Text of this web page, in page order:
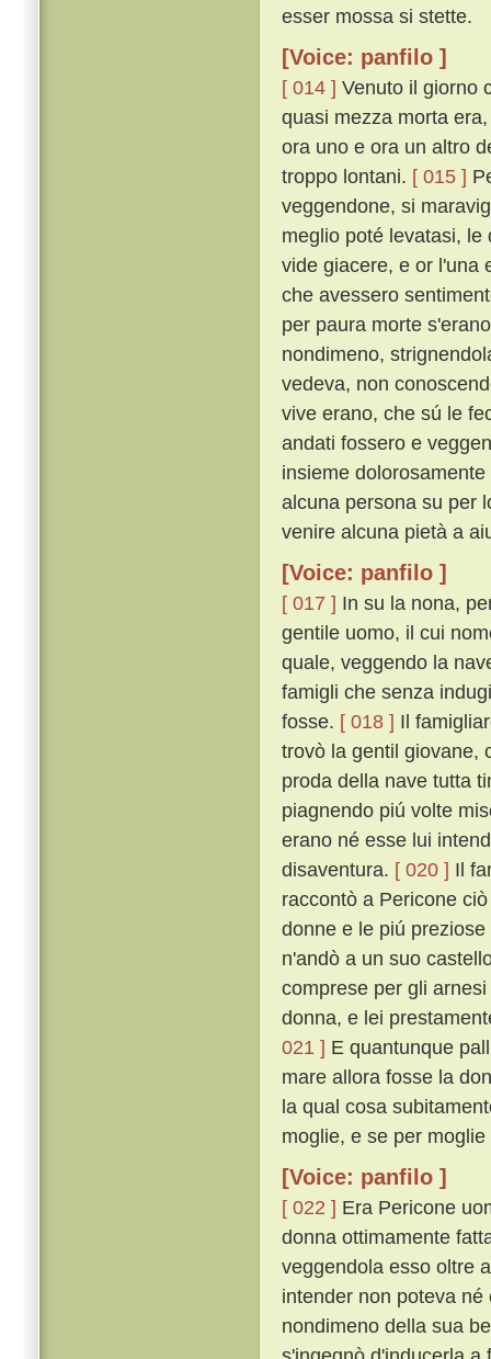
esser mossa si stette.
[Voice: panfilo ]
[ 014 ] Venuto il giorno
quasi mezza morta
ora uno e ora un altro
troppo lontani. [ 015 ]
veggendone, si
meglio poté levatasi,
vide giacere, e or l'una
che avessero
per paura morte
nondimeno,
vedeva, non
vive erano, che sú le
andati fossero e
insieme
alcuna persona su per
venire alcuna pietà a
[Voice: panfilo ]
[ 017 ] In su la nona,
gentile uomo, il cui
quale, veggendo la
famigli che senza
fosse. [ 018 ] Il
trovò la gentil giovane,
proda della nave tutta
piagnendo piú volte
erano né esse lui
disaventura. [ 020 ] Il
raccontò a Pericone
donne e le piú
n'andò a un suo
comprese per gli
donna, e lei
021 ] E quantunque
mare allora fosse la
la qual cosa
moglie, e se per
[Voice: panfilo ]
[ 022 ] Era Pericone
donna ottimamente
veggendola esso oltre
intender non poteva
nondimeno della sua